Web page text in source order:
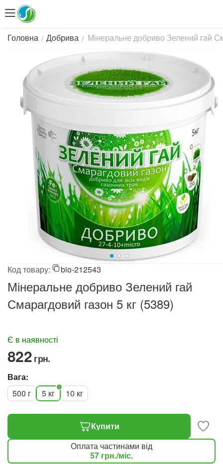
Головна / Добрива / Мінеральне добриво Зелений гай
Код товару: bio-212543
Мінеральне добриво Зелений гай
Смарагдовий газон 5 кг (5389)
‍822‍грн.
Є в наявності
Вага:
500 г
5 кг 10 кг
Купити
Оплата частинами від
57 грн./міс.